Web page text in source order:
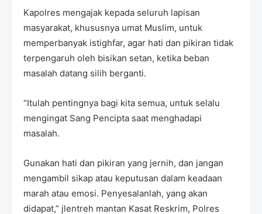
Kapolres mengajak kepada seluruh lapisan
masyarakat, khususnya umat Muslim, untuk
memperbanyak istighfar, agar hati dan pikiran tidak
terpengaruh oleh bisikan setan, ketika beban
masalah datang silih berganti.
“Itulah pentingnya bagi kita semua, untuk selalu
mengingat Sang Pencipta saat menghadapi
masalah.
Gunakan hati dan pikiran yang jernih, dan jangan
mengambil sikap atau keputusan dalam keadaan
marah atau emosi. Penyesalanlah, yang akan
didapat,” jlentreh mantan Kasat Reskrim, Polres